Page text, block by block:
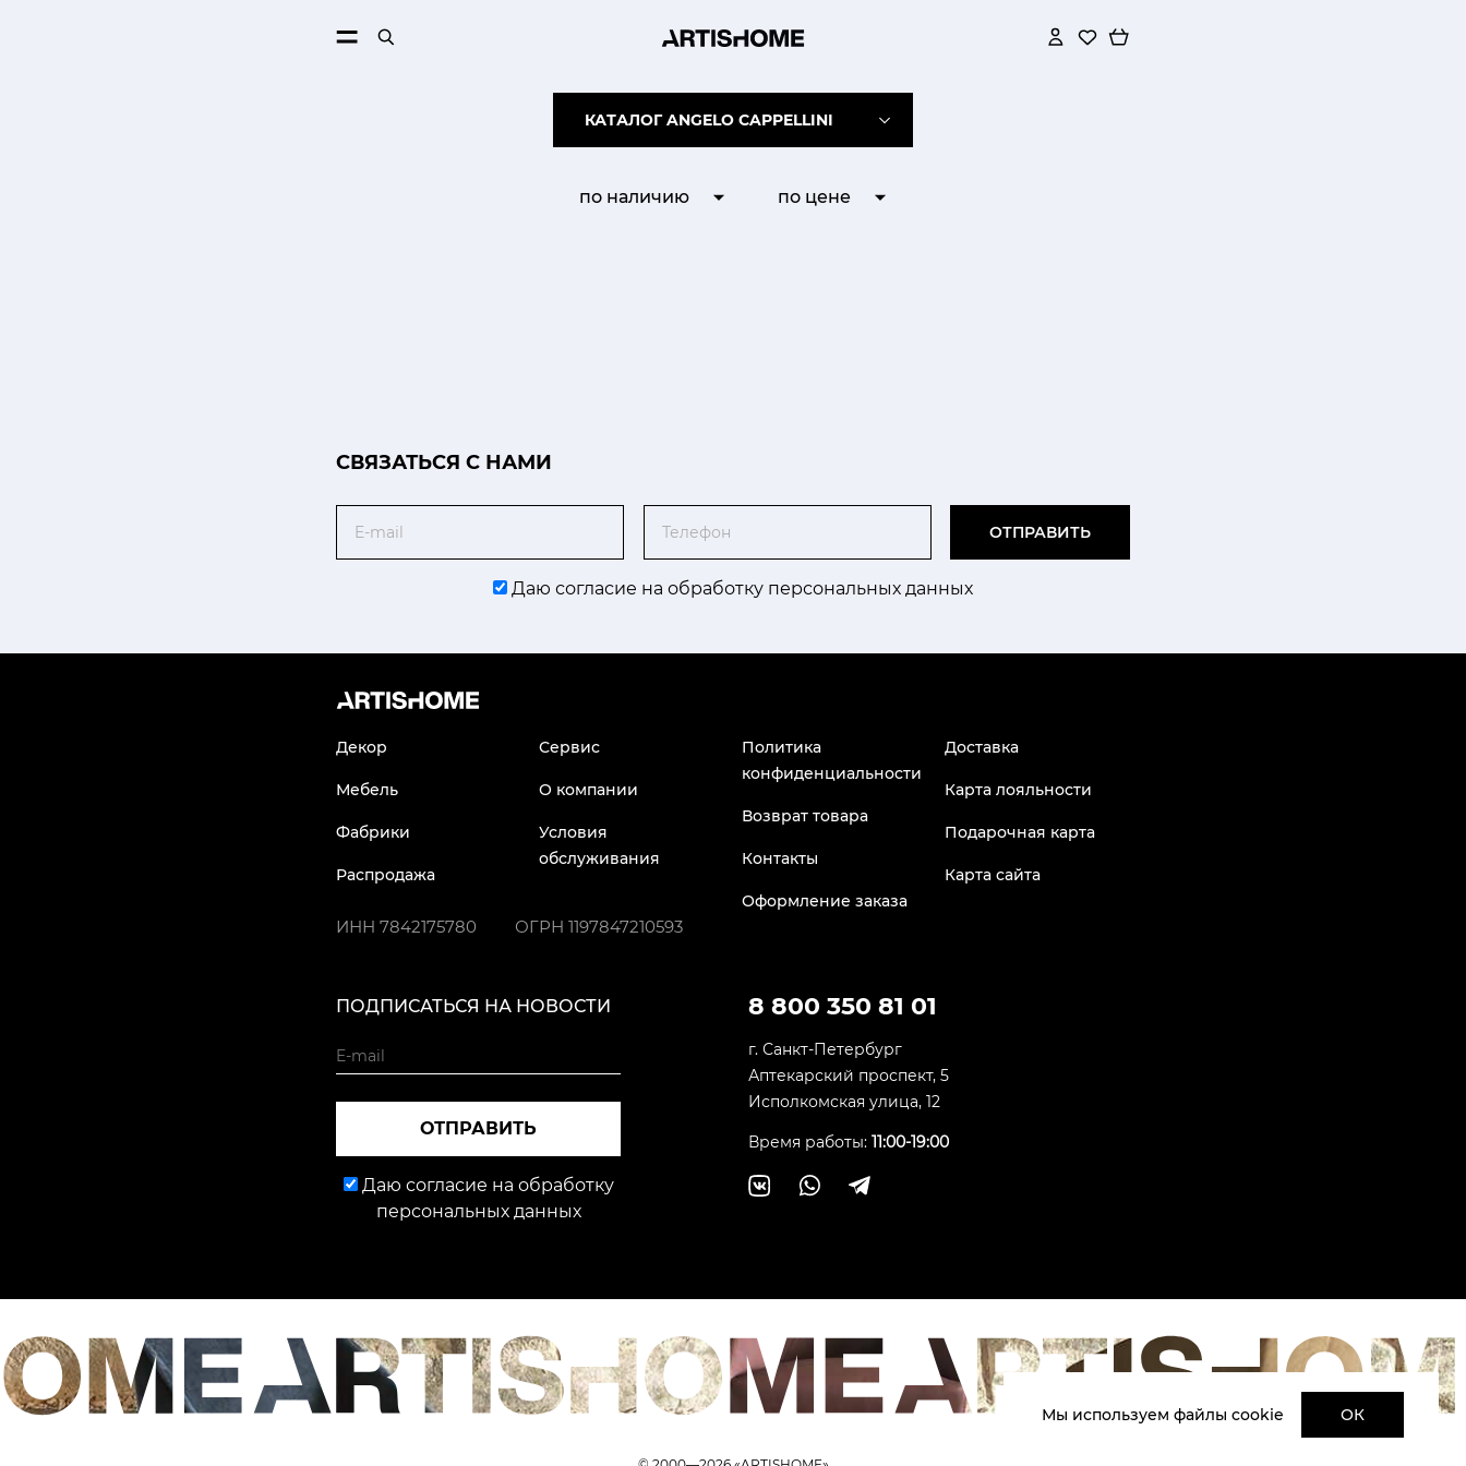
КАТАЛОГ ANGELO CAPPELLINI
по наличию по цене
CВЯЗАТЬСЯ С НАМИ
ОТПРАВИТЬ
Даю согласие на обработку персональных данных
Декор
Мебель
Фабрики
Распродажа
Сервис
О компании
Условия
обслуживания
Политика
конфиденциальности
Возврат товара
Контакты
Оформление заказа
Доставка
Карта лояльности
Подарочная карта
Карта сайта
ИНН 7842175780 ОГРН 1197847210593
8 800 350 81 01
г. Санкт-Петербург
Аптекарский проспект, 5
Исполкомская улица, 12
Время работы: 11:00-19:00
ПОДПИСАТЬСЯ НА НОВОСТИ
ОТПРАВИТЬ
Даю согласие на обработку
персональных данных
Мы используем файлы cookie ОК